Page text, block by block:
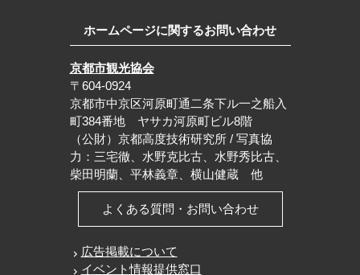
ホームページに関するお問い合わせ
京都市観光協会
〒604-0924
京都市中京区河原町通二条下ル一之船入
町384番地 ヤサカ河原町ビル8階
（公財）京都高度技術研究所 / 写真協
力：三宅徹、水野克比古、水野秀比古、
柴田明蘭、平林義章、横山健蔵 他
よくある質問・お問い合わせ
広告掲載について
イベント情報提供窓口